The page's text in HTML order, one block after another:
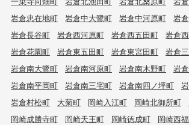
岩倉忠在地町
岩倉中大鷺町 岩倉中河原町 岩
岩倉長谷町
岩倉西河原町 岩倉西五田町 岩倉
岩倉花園町
岩倉東五田町 岩倉東宮田町 岩倉
岩倉南大鷺町
岩倉南河原町 岩倉南木野町
岩
岩倉南平岡町
岩倉南三宅町 岩倉南四ノ坪町
岩倉村松町
大菊町 岡崎入江町 岡崎北御所町
岡崎成勝寺町
岡崎天王町 岡崎徳成町
岡崎西